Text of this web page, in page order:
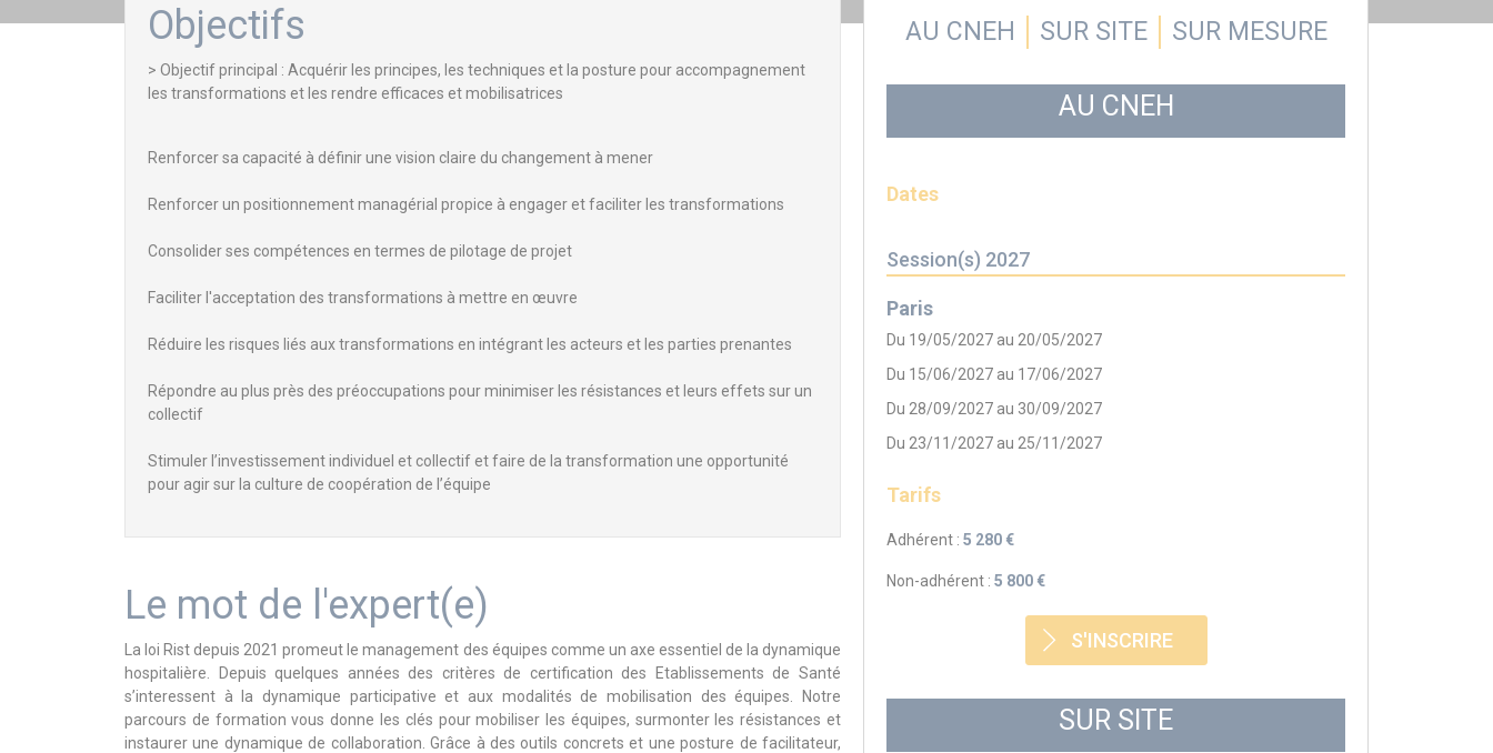
Objectifs
> Objectif principal : Acquérir les principes, les techniques et la posture pour accompagnement
les transformations et les rendre efficaces et mobilisatrices
Renforcer sa capacité à définir une vision claire du changement à mener
Renforcer un positionnement managérial propice à engager et faciliter les transformations
Consolider ses compétences en termes de pilotage de projet
Faciliter l'acceptation des transformations à mettre en œuvre
Réduire les risques liés aux transformations en intégrant les acteurs et les parties prenantes
Répondre au plus près des préoccupations pour minimiser les résistances et leurs effets sur un
collectif
Stimuler l’investissement individuel et collectif et faire de la transformation une opportunité
pour agir sur la culture de coopération de l’équipe
Le mot de l'expert(e)
La loi Rist depuis 2021 promeut le management des équipes comme un axe essentiel de la dynamique
hospitalière. Depuis quelques années des critères de certification des Etablissements de Santé
s’interessent à la dynamique participative et aux modalités de mobilisation des équipes. Notre
parcours de formation vous donne les clés pour mobiliser les équipes, surmonter les résistances et
instaurer une dynamique de collaboration. Grâce à des outils concrets et une posture de facilitateur,
AU CNEH SUR SITE SUR MESURE
AU CNEH
Dates
Session(s) 2027
Paris
Du 19/05/2027 au 20/05/2027
Du 15/06/2027 au 17/06/2027
Du 28/09/2027 au 30/09/2027
Du 23/11/2027 au 25/11/2027
Tarifs
Adhérent : 5 280 €
Non-adhérent : 5 800 €
S'INSCRIRE
SUR SITE